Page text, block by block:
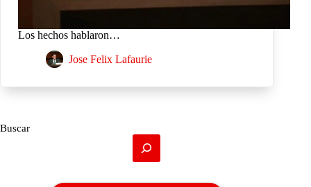
Los hechos hablaron…
Jose Felix Lafaurie
Buscar